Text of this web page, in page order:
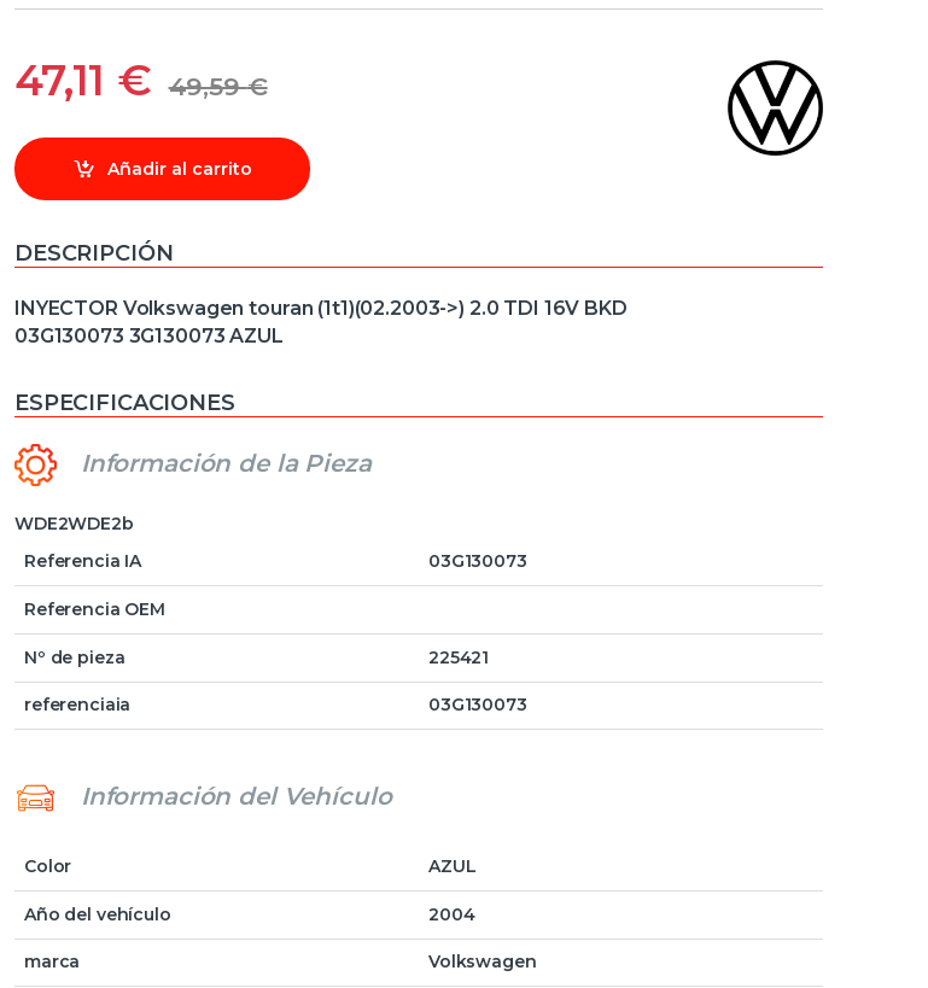
47,11 € 49,59€
Añadir al carrito
DESCRIPCIÓN
INYECTOR Volkswagen touran (1t1)(02.2003->) 2.0 TDI 16V BKD
03G130073 3G130073 AZUL
ESPECIFICACIONES
Información de la Pieza
WDE2WDE2b
Referencia IA
03G130073
Referencia OEM
Nº de pieza 225421
referenciaia 03G130073
Información del Vehículo
Color AZUL
Año del vehículo 2004
marca Volkswagen